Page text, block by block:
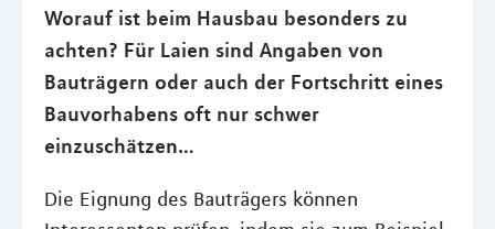
Worauf ist beim Hausbau besonders zu
achten? Für Laien sind Angaben von
Bauträgern oder auch der Fortschritt eines
Bauvorhabens oft nur schwer
einzuschätzen…
Die Eignung des Bauträgers können